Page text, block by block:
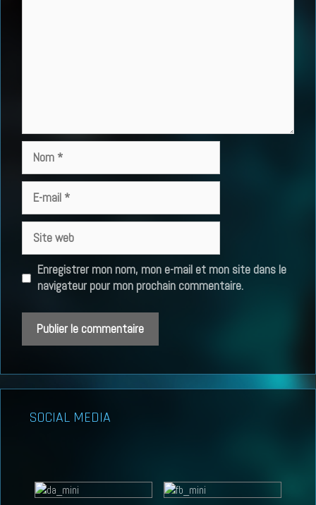
mail
web
Enregistrer mon nom, mon e-mail et mon site dans le
navigateur pour mon prochain commentaire.
SOCIAL MEDIA